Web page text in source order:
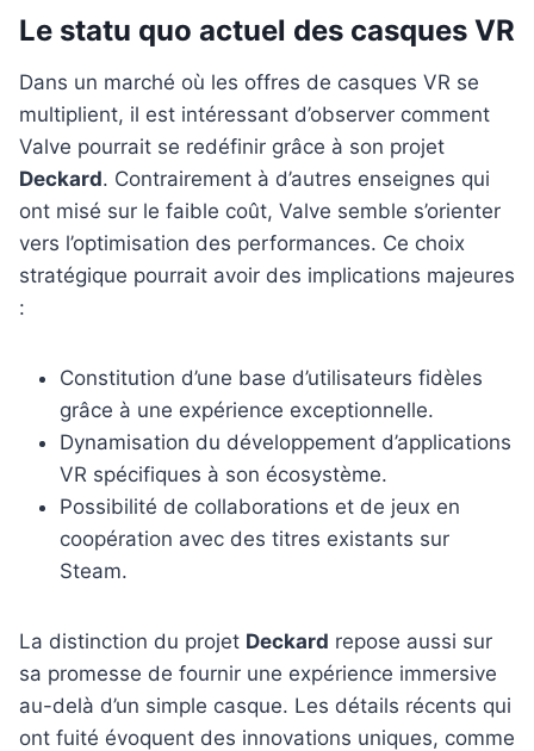
Le statu quo actuel des casques VR
Dans un marché où les offres de casques VR se
multiplient, il est intéressant d’observer comment
Valve pourrait se redéfinir grâce à son projet
Deckard. Contrairement à d’autres enseignes qui
ont misé sur le faible coût, Valve semble s’orienter
vers l’optimisation des performances. Ce choix
stratégique pourrait avoir des implications majeures
:
Constitution d’une base d’utilisateurs fidèles
grâce à une expérience exceptionnelle.
Dynamisation du développement d’applications
VR spécifiques à son écosystème.
Possibilité de collaborations et de jeux en
coopération avec des titres existants sur
Steam.
La distinction du projet Deckard repose aussi sur
sa promesse de fournir une expérience immersive
au-delà d’un simple casque. Les détails récents qui
ont fuité évoquent des innovations uniques, comme